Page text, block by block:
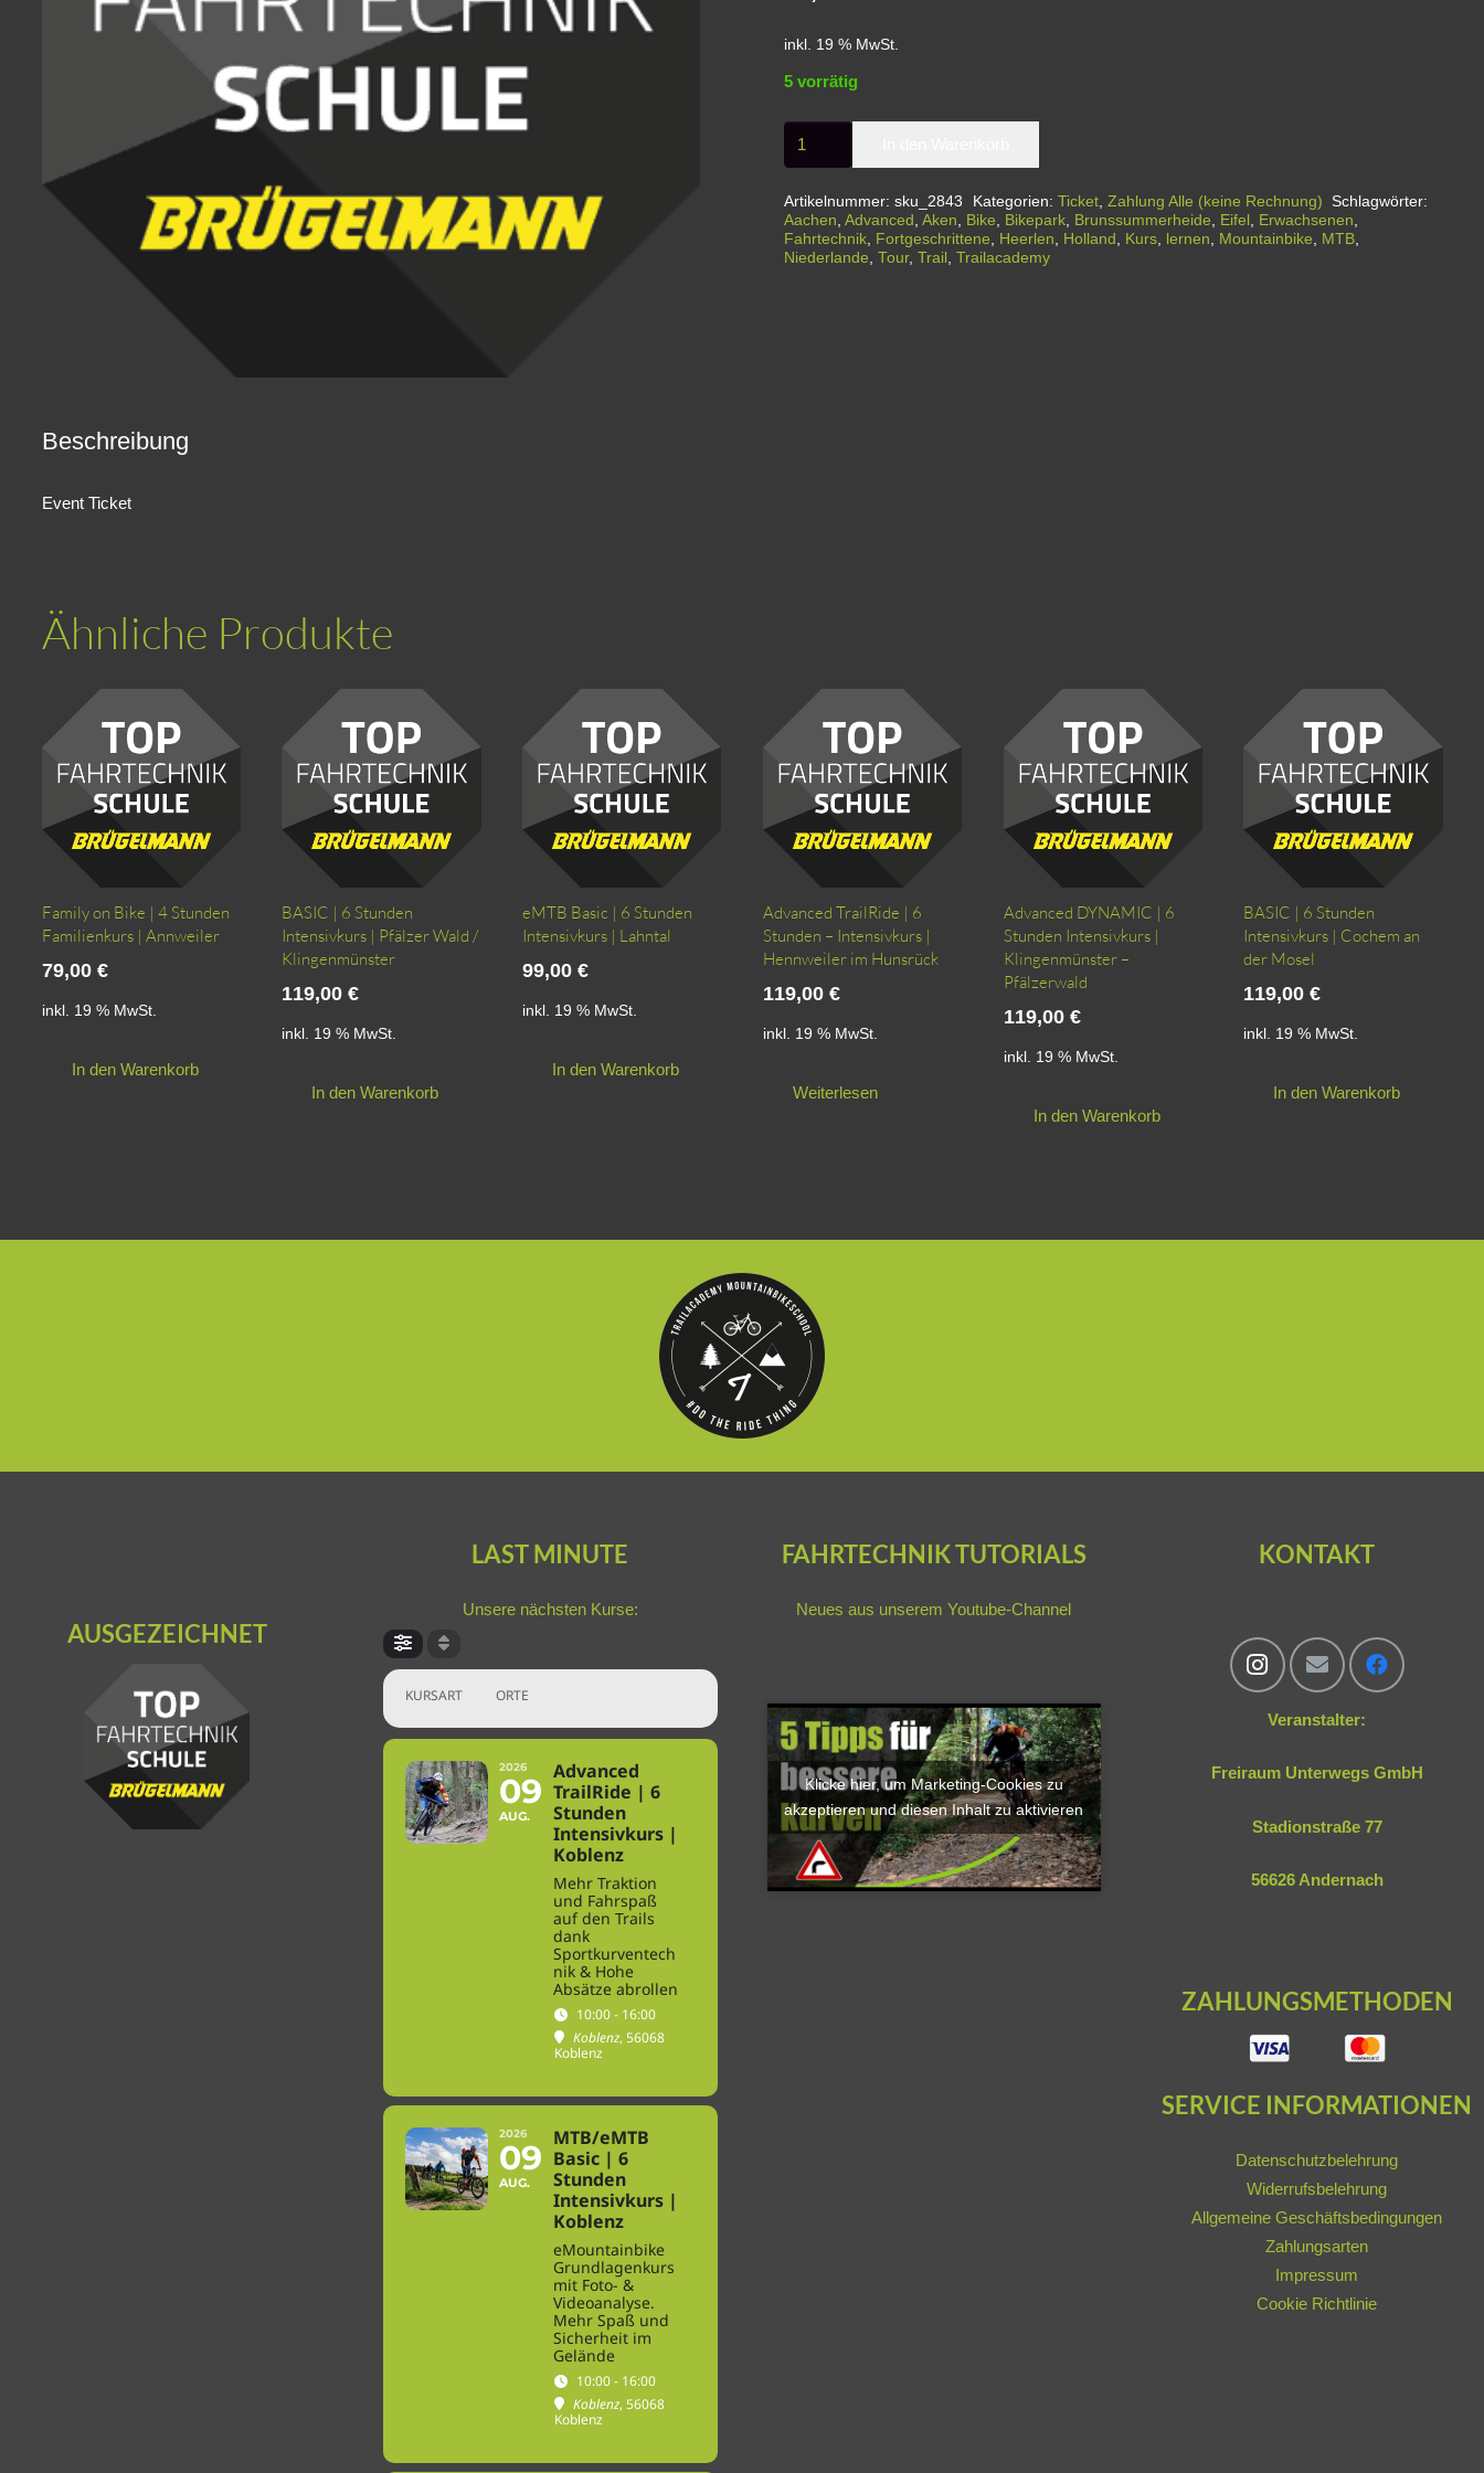
inkl. 19 % MwSt.
5 vorrätig
Advanced
Ride
-
Intensivkurs
-
Artikelnummer:sku_2843 Kategorien: Ticket, Zahlung Alle (keine Rechnung)
Schlagwörter:
Aachen,Advanced ,Aken, Bike, Bikepark, Brunssummerheide, Eifel , Erwachsenen,
Fahrtechnik, Fortgeschrittene, Heerlen, Holland , Kurs, lernen, Mountainbike, MTB,
Niederlande,Tour,Trail ,Trailacademy
Beschreibung
Event Ticket
Ähnliche Produkte
Family on Bike | 4 Stunden
Familienkurs | Annweiler
79,00 €
inkl. 19 % MwSt.
In den Warenkorb
BASIC | 6 Stunden
Intensivkurs | Pfälzer Wald /
Klingenmünster
119,00€
inkl. 19 % MwSt.
In den Warenkorb
eMTB Basic | 6 Stunden
Intensivkurs | Lahntal
99,00 €
inkl. 19 % MwSt.
In den Warenkorb
Advanced TrailRide | 6
Stunden – Intensivkurs |
Hennweiler im Hunsrück
119,00 €
inkl. 19 % MwSt.
Weiterlesen
Advanced DYNAMIC | 6
Stunden Intensivkurs |
Klingenmünster –
Pfälzerwald
119,00 €
inkl. 19 % MwSt.
In den Warenkorb
BASIC | 6 Stunden
Intensivkurs | Cochem an
der Mosel
119,00€
inkl. 19 % MwSt.
In den Warenkorb
AUSGEZEICHNET
LAST MINUTE
Unsere nächsten Kurse:
KURSART ORTE
2026
09
AUG.
Advanced
TrailRide | 6
Stunden
Intensivkurs |
Koblenz
Mehr Traktion
und Fahrspaß
auf den Trails
dank
Sportkurventech
nik & Hohe
Absätze abrollen
10:00 - 16:00
Koblenz, 56068
Koblenz
2026
09
AUG.
MTB/eMTB
Basic | 6
Stunden
Intensivkurs |
Koblenz
eMountainbike
Grundlagenkurs
mit Foto- &
Videoanalyse.
Mehr Spaß und
Sicherheit im
Gelände
10:00 - 16:00
Koblenz, 56068
Koblenz
FAHRTECHNIK TUTORIALS
Neues aus unseremYoutube-Channel
Klicke hier, um Marketing-Cookies zu
akzeptieren und diesen Inhalt zu aktivieren
KONTAKT
Veranstalter:
Freiraum Unterwegs GmbH
Stadionstraße 77
56626 Andernach
ZAHLUNGSMETHODEN
SERVICE INFORMATIONEN
Datenschutzbelehrung
Widerrufsbelehrung
Allgemeine Geschäftsbedingungen
Zahlungsarten
Impressum
Cookie Richtlinie